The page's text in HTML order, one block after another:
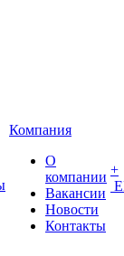
Компания
О
компании
Вакансии
Новости
Контакты
+